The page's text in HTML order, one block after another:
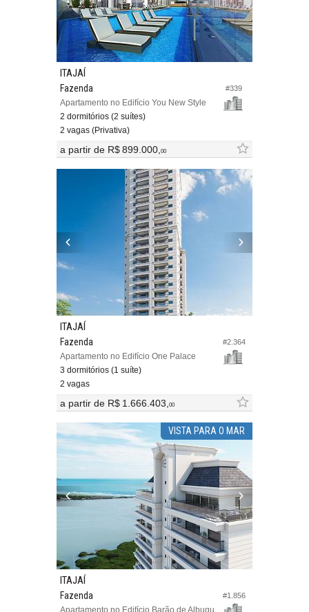
#339
ITAJAÍ
Fazenda
Apartamento no Edifício You New Style
2 dormitórios (2 suítes)
2 vagas (Privativa)
a partir de R$ 899.000,00
#2.364
ITAJAÍ
Fazenda
Apartamento no Edifício One Palace
3 dormitórios (1 suíte)
2 vagas
a partir de R$ 1.666.403,00
VISTA PARA O MAR
#1.856
ITAJAÍ
Fazenda